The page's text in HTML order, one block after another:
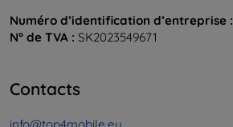
Numéro d’identification d’entreprise :
N° de TVA : SK2023549671
Contacts